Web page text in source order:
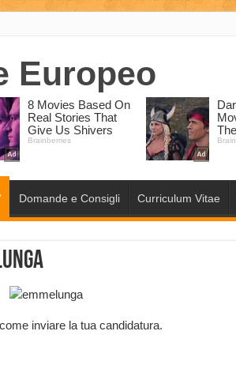
Domande e Consigli Curriculum Vitae
inviare la tua candidatura.